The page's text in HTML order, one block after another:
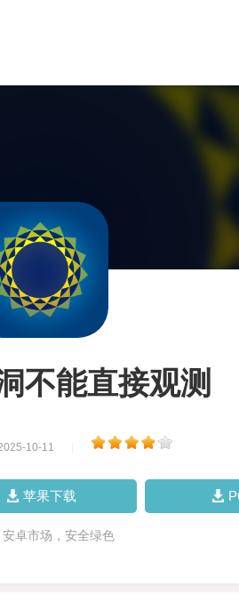
不能直接观测
10-11
苹果下载
安卓市场，安全绿色